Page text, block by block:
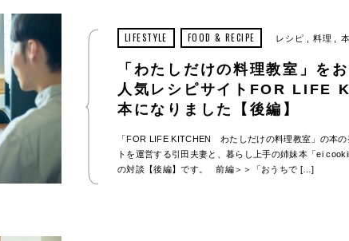
LIFESTYLE FOOD & RECIPE レシピ 料理 本
「わたしだけの料理教室」を
人気レシピサイトFOR LIFE
本になりました【後編】
「FOR LIFE KITCHEN わたしだけの料理教室」の本の
トを運営する引田夫妻と、暮らし上手の姉妹本「ei
の対談【後編】です。 前編＞＞「おうちで […]